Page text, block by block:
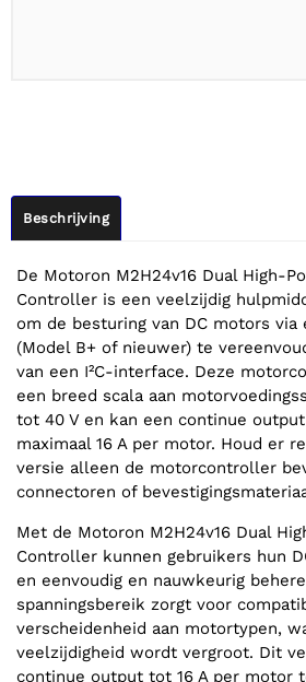
Beschrijving
De Motoron M2H24v16 Dual High-
Controller is een veelzijdig
om de besturing van DC motors via
(Model B+ of nieuwer) te
van een I²C-interface. Deze
een breed scala aan
tot 40 V en kan een continue
maximaal 16 A per motor. Houd er
versie alleen de motorcontroller
connectoren of
Met de Motoron M2H24v16 Dual
Controller kunnen gebruikers hun
en eenvoudig en nauwkeurig
spanningsbereik zorgt voor
verscheidenheid aan motortypen,
veelzijdigheid wordt vergroot. Dit
continue output tot 16 A per motor